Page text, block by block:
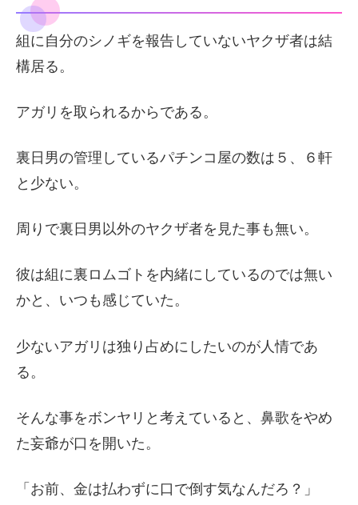
組に自分のシノギを報告していないヤクザ者は結
構居る。
アガリを取られるからである。
裏日男の管理しているパチンコ屋の数は５、６軒
と少ない。
周りで裏日男以外のヤクザ者を見た事も無い。
彼は組に裏ロムゴトを内緒にしているのでは無い
かと、いつも感じていた。
少ないアガリは独り占めにしたいのが人情であ
る。
そんな事をボンヤリと考えていると、鼻歌をやめ
た妄爺が口を開いた。
「お前、金は払わずに口で倒す気なんだろ？」